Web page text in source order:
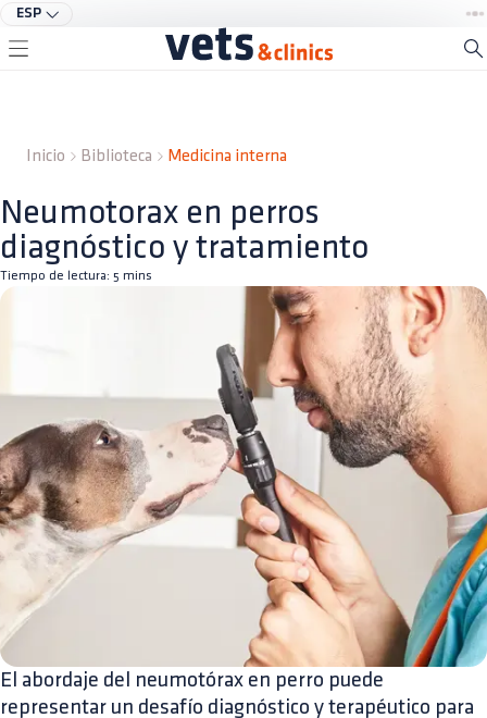
ESP
Inicio Biblioteca Medicina interna
Neumotorax en perros
diagnóstico y tratamiento
Tiempo de lectura: 5 mins
El abordaje del neumotórax en perro puede
representar un desafío diagnóstico y terapéutico para